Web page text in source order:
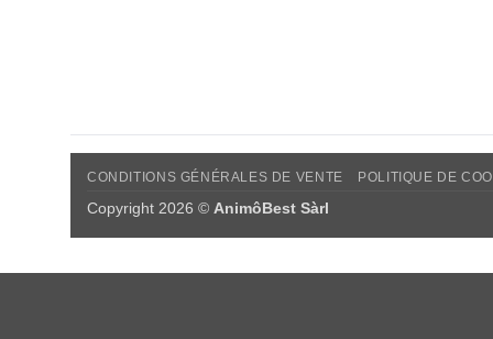
CONDITIONS GÉNÉRALES DE VENTE POLITIQUE DE
Copyright 2026 © AnimôBest Sàrl